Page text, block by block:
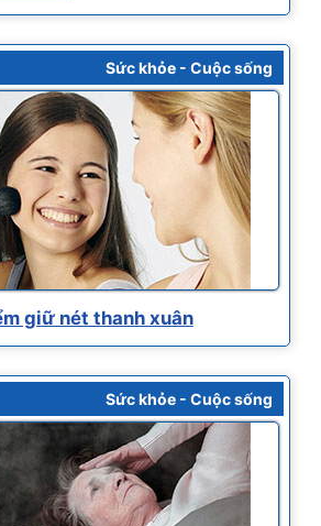
Sức khỏe - Cuộc sống
giữ nét thanh xuân
Sức khỏe - Cuộc sống